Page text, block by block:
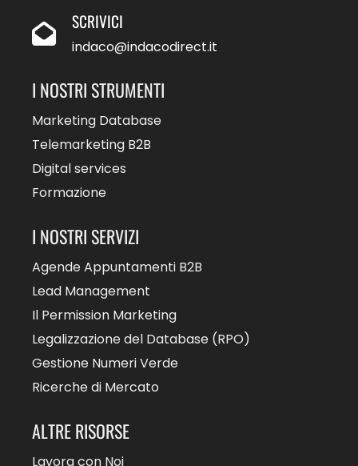
SCRIVICI
indaco@indacodirect.it
I NOSTRI STRUMENTI
Marketing Database
Telemarketing B2B
Digital services
Formazione
I NOSTRI SERVIZI
Agende Appuntamenti B2B
Lead Management
Il Permission Marketing
Legalizzazione del Database (RPO)
Gestione Numeri Verde
Ricerche di Mercato
ALTRE RISORSE
Lavora con Noi